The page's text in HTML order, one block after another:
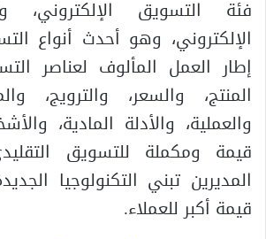
فئة التسويق الإلكتروني،
الإلكتروني، وهو أحدث أنواع
إطار العمل المألوف لعناصر
المنتج، والسعر، والترويج،
والعملية، والأدلة المادية،
قيمة ومكملة للتسويق
المديرين تبني التكنولوجيا
قيمة أكبر للعملاء.